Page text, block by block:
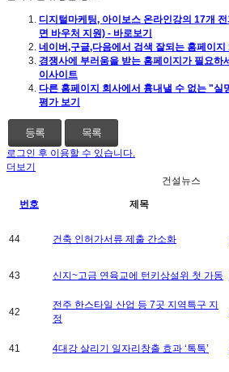
디지털마케팅, 아이보스 온라인강의 17개
면 바우처 지원) - 바로보기
네이버,구글,다음에서 검색 잘되는 홈페이
경쟁사에 부러움을 받는 홈페이지가 필요하
이사이트
다른 홈페이지 회사에서 흉내낼 수 없는 "
평가 보기
등록 목록
로그인 후 이용할 수 있습니다.
더보기
건설뉴스
번호 제목
44 건축 인허가서류 제출 간소화
43 신지~고금 연육교에 턴키상설위 첫 가동
42
전주 한스타일 산업 등 7곳 지역특구 지
정
41 4대강 살리기 일자리창출 효과 ‘톡톡’